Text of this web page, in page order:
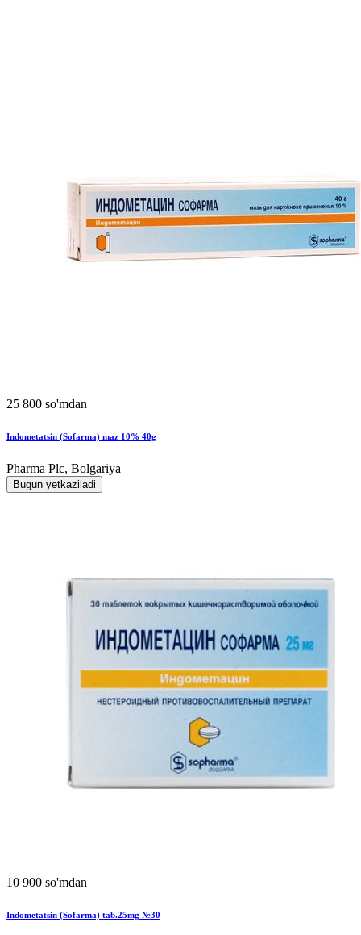
25 800 so'mdan
Indometatsin (Sofarma) maz 10% 40g
Pharma Plc, Bolgariya
Bugun yetkaziladi
10 900 so'mdan
Indometatsin (Sofarma) tab.25mg №30